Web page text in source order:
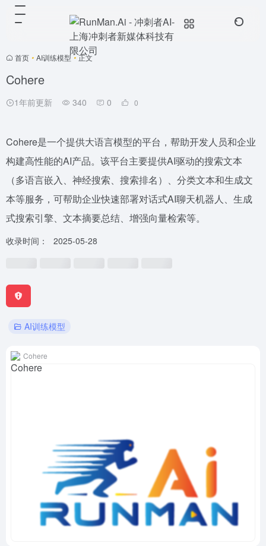
首页 • AI训练模型 • 正文
Cohere
1年前更新 340 0 0
Cohere是一个提供大语言模型的平台，帮助开发人员和企业
构建高性能的AI产品。该平台主要提供AI驱动的搜索文本
（多语言嵌入、神经搜索、搜索排名）、分类文本和生成文
本等服务，可帮助企业快速部署对话式AI聊天机器人、生成
式搜索引擎、文本摘要总结、增强向量检索等。
收录时间： 2025-05-28
AI训练模型
Cohere